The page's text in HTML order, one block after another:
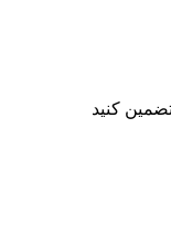
کنید